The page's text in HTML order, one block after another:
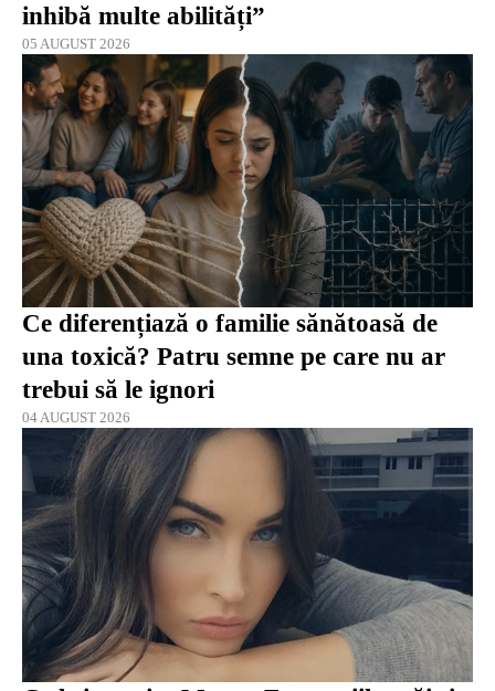
inhibă multe abilități”
05 AUGUST 2026
Ce diferențiază o familie sănătoasă de
una toxică? Patru semne pe care nu ar
trebui să le ignori
04 AUGUST 2026